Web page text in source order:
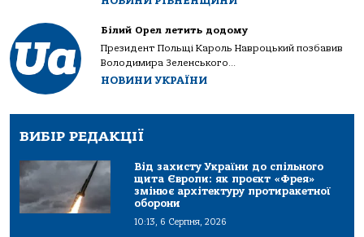
Білий Орел летить додому
Президент Польщі Кароль Навроцький позбавив
Володимира Зеленського...
НОВИНИ УКРАЇНИ
ВИБІР РЕДАКЦІЇ
Від захисту України до спільного
щита Європи: як проєкт «Фрея»
змінює архітектуру протиракетної
оборони
10:13, 6 Серпня, 2026